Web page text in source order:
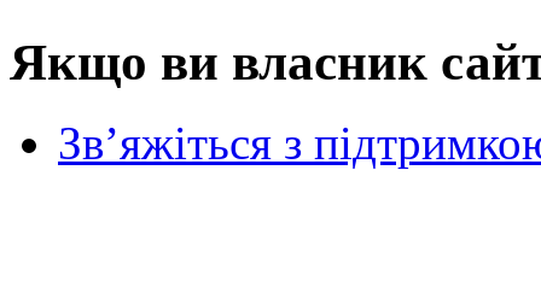
Якщо ви власник
Зв’яжіться з